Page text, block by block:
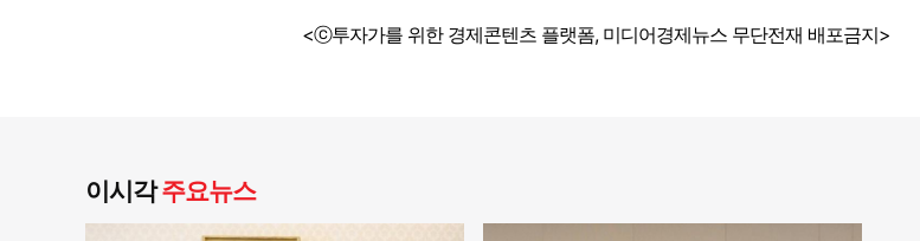
<ⓒ투자가를 위한 경제콘텐츠 플랫폼, 미디어경제뉴스 무단전재 배포금지>
이시각주요뉴스